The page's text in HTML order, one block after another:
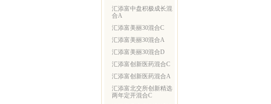
汇添富中盘积极成长混
合A
汇添富美丽30混合C
汇添富美丽30混合A
汇添富美丽30混合D
汇添富创新医药混合C
汇添富创新医药混合A
汇添富北交所创新精选
两年定开混合C